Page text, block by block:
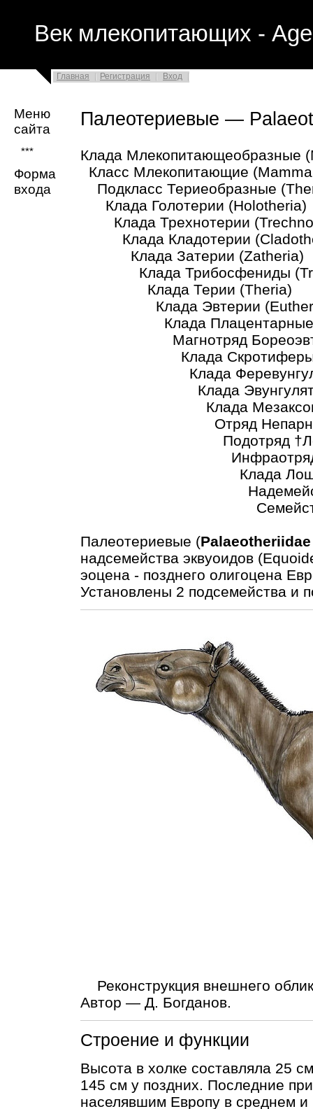
Век млекопитающих -
Главная Регистрация Вход
Меню
сайта
***
Форма
входа
Палеотериевые —
Клада Млекопитающеобразные
Класс Млекопитающие
Подкласс Териеобразные
Клада Голотерии (Holotheria)
Клада Трехнотерии
Клада Кладотерии
Клада Затерии (Zatheria)
Клада Трибосфениды
Клада Терии (Theria)
Клада Эвтерии
Клада Плацентарные
Магнотряд
Клада Скротиферы
Клада Феревунгуляты
Клада Эвунгуляты
Клада Мезаксонии
Отряд
Подотряд
Инфраотряд
Клада
Надемейство
Семейство
Палеотериевые (Palaeotheriidae
надсемейства эквуоидов
эоцена - позднего олигоцена
Установлены 2 подсемейства и
Реконструкция внешнего
Автор — Д. Богданов.
Строение и функции
Высота в холке составляла 25
145 см у поздних. Последние
населявшим Европу в среднем